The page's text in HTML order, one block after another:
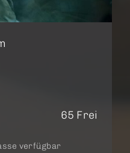
65 Frei
verfügbar